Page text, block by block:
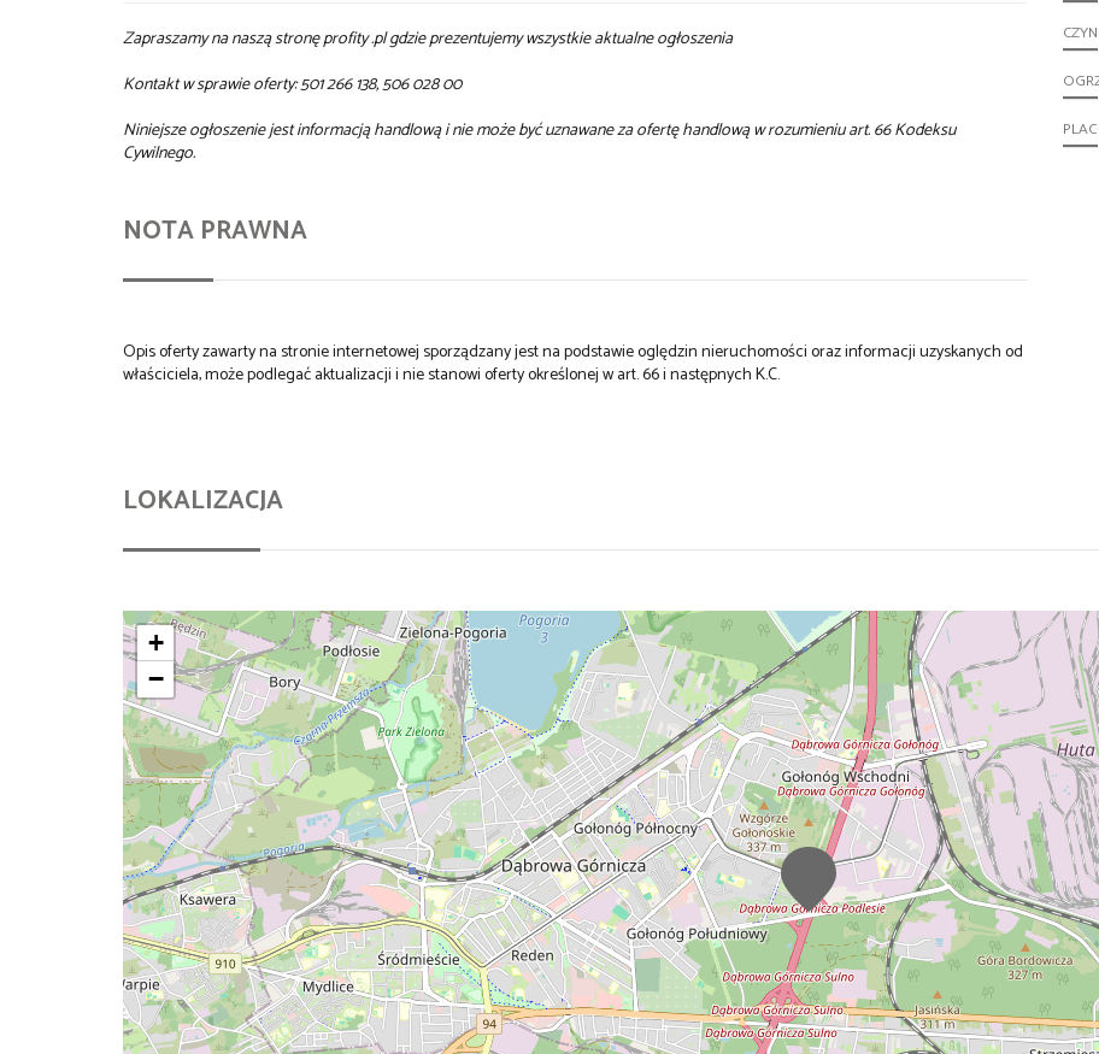
Zapraszamy na naszą stronę profity .pl gdzie prezentujemy wszystkie aktualne ogłoszenia
Kontakt w sprawie oferty: 501 266 138, 506 028 00
Niniejsze ogłoszenie jest informacją handlową i nie może być uznawane za ofertę handlową w rozumieniu art. 66 Kodeksu
Cywilnego.
NOTA PRAWNA
Opis oferty zawarty na stronie internetowej sporządzany jest na podstawie oględzin nieruchomości oraz informacji uzyskanych od
właściciela, może podlegać aktualizacji i nie stanowi oferty określonej w art. 66 i następnych K.C.
LOKALIZACJA
+
−